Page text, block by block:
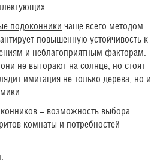
подоконники чаще всего методом
повышенную устойчивость к
и неблагоприятным факторам.
не выгорают на солнце, но стоят
имитация не только дерева, но и
– возможность выбора
комнаты и потребностей